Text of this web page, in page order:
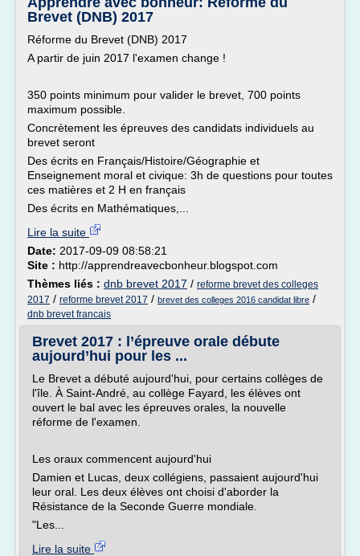
Brevet (DNB) 2017
Réforme du Brevet (DNB) 2017
A partir de juin 2017 l'examen change !
350 points minimum pour valider le brevet, 700 points
maximum possible.
Concrètement les épreuves des candidats individuels au
brevet seront
Des écrits en Français/Histoire/Géographie et
Enseignement moral et civique: 3h de questions pour toutes
ces matières et 2 H en français
Des écrits en Mathématiques,...
Lire la suite
Date: 2017-09-09 08:58:21
Site : http://apprendreavecbonheur.blogspot.com
Thèmes liés : dnb brevet 2017 / reforme brevet des colleges
2017 / reforme brevet 2017 / brevet des colleges 2016 candidat libre /
dnb brevet francais
Brevet 2017 : l’épreuve orale débute
aujourd’hui pour les ...
Le Brevet a débuté aujourd'hui, pour certains collèges de
l'île. À Saint-André, au collège Fayard, les élèves ont
ouvert le bal avec les épreuves orales, la nouvelle
réforme de l'examen.
Les oraux commencent aujourd'hui
Damien et Lucas, deux collégiens, passaient aujourd'hui
leur oral. Les deux élèves ont choisi d'aborder la
Résistance de la Seconde Guerre mondiale.
"Les...
Lire la suite